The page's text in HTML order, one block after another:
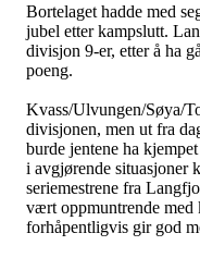
Bortelaget hadde med
jubel etter kampslutt.
divisjon 9-er, etter å ha
poeng.
Kvass/Ulvungen/Søya/
divisjonen, men ut fra
burde jentene ha
i avgjørende situasjoner
seriemestrene fra
vært oppmuntrende med
forhåpentligvis gir god